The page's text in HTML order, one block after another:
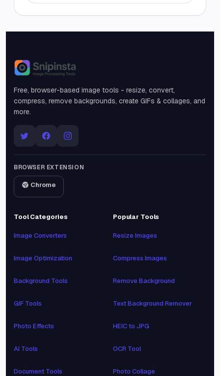
Snipinsta
Free, browser-based image tools - resize, convert,
compress, remove backgrounds, create GIFs & collages, and
more.
BROWSER EXTENSION
Chrome
Tool Categories
Image Converters
Image Optimization
Background Tools
GIF Tools
Photo Effects
AI Tools
Document Tools
Popular Tools
Resize Images
Compress Images
Remove Background
Text Background Remover
HEIC to JPG
OCR Tool
Photo Collage